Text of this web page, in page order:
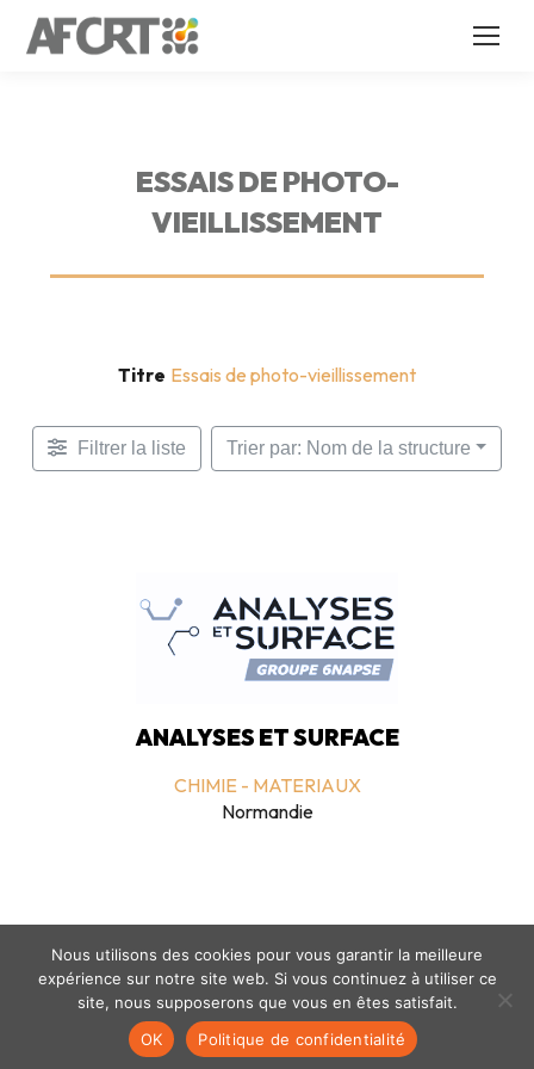
ESSAIS DE PHOTO-
VIEILLISSEMENT
Titre Essais de photo-vieillissement
Filtrer la liste Trier par: Nom de la structure
ANALYSES ET SURFACE
CHIMIE - MATERIAUX
Normandie
Mentions légales- politique de confidentialité- © coclico 2026
Nous utilisons des cookies pour vous garantir la meilleure
expérience sur notre site web. Si vous continuez à utiliser ce
site, nous supposerons que vous en êtes satisfait.
OK
Politique de confidentialité